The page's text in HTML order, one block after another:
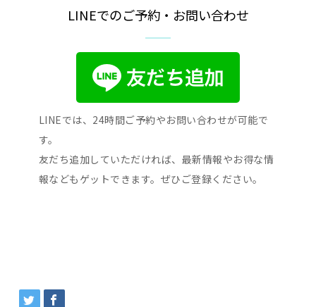
LINEでのご予約・お問い合わせ
LINEでは、24時間ご予約やお問い合わせが可能で
す。
友だち追加していただければ、最新情報やお得な情
報などもゲットできます。ぜひご登録ください。